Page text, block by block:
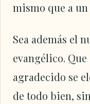
mismo que a
Sea además el
evangélico.
agradecido se
de todo bien,